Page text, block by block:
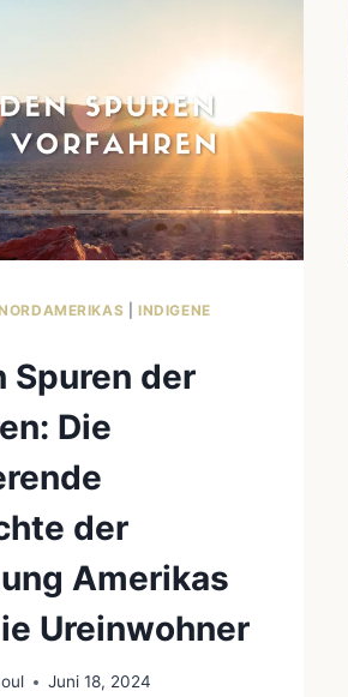
|INDIGENE
Spuren der
Die
der
Amerikas
Ureinwohner
Juni 18, 2024